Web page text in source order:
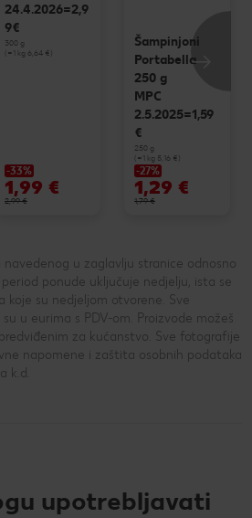
24.4.2026=2,9
9€
300 g
(=1 kg 6,64 €)
-33%
1,99 €
2,99 €
Šampinjoni
Portabella
250 g
MPC
2.5.2025=1,59
€
250 g
(=1 kg 5,16 €)
-27%
1,29 €
1,79 €
u zaglavlju stranice odnosno
ponude uključuje nedjelju, ista se
koje su nedjeljom otvorene. Sve
u eurima s PDV-om. Proizvode možeš
za kućanstvo. Sve fotografije
napomene i zaštita osobnih podataka
k.d.
upotrebljavati